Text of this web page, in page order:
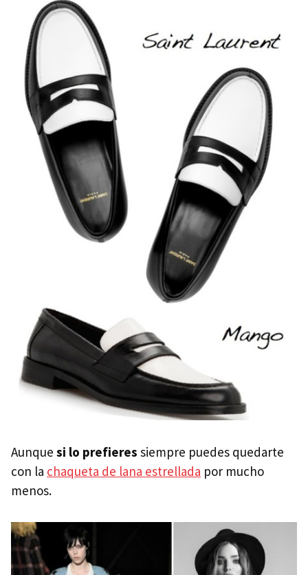
Aunque si lo prefieres siempre puedes quedarte
con la chaqueta de lana estrellada por mucho
menos.